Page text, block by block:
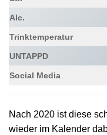
Alc.
Trinktemperatur
UNTAPPD
Social Media
Nach 2020 ist diese
wieder im Kalender